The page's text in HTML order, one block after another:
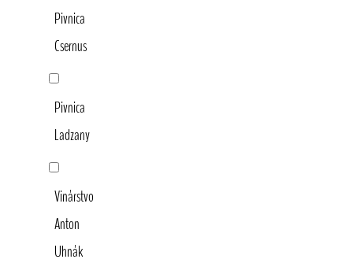
Pivnica
Csernus
Pivnica
Ladzany
Vinárstvo
Anton
Uhnák